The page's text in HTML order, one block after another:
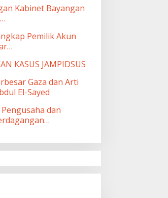
Kabinet Bayangan
Pemilik Akun
KASUS JAMPIDSUS
Gaza dan Arti
El-Sayed
dan